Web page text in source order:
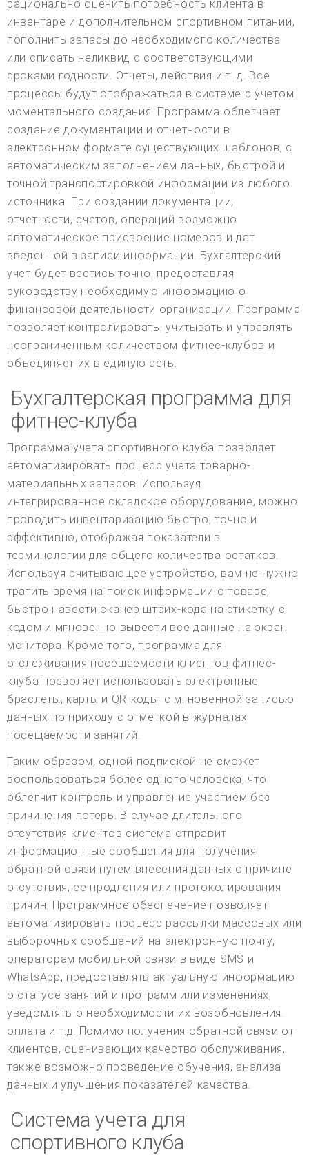
рационально оценить потребность клиента в
инвентаре и дополнительном спортивном питании,
пополнить запасы до необходимого количества
или списать неликвид с соответствующими
сроками годности. Отчеты, действия и т. д. Все
процессы будут отображаться в системе с учетом
моментального создания. Программа облегчает
создание документации и отчетности в
электронном формате существующих шаблонов, с
автоматическим заполнением данных, быстрой и
точной транспортировкой информации из любого
источника. При создании документации,
отчетности, счетов, операций возможно
автоматическое присвоение номеров и дат
введенной в записи информации. Бухгалтерский
учет будет вестись точно, предоставляя
руководству необходимую информацию о
финансовой деятельности организации. Программа
позволяет контролировать, учитывать и управлять
неограниченным количеством фитнес-клубов и
объединяет их в единую сеть.
Бухгалтерская программа для
фитнес-клуба
Программа учета спортивного клуба позволяет
автоматизировать процесс учета товарно-
материальных запасов. Используя
интегрированное складское оборудование, можно
проводить инвентаризацию быстро, точно и
эффективно, отображая показатели в
терминологии для общего количества остатков.
Используя считывающее устройство, вам не нужно
тратить время на поиск информации о товаре,
быстро навести сканер штрих-кода на этикетку с
кодом и мгновенно вывести все данные на экран
монитора. Кроме того, программа для
отслеживания посещаемости клиентов фитнес-
клуба позволяет использовать электронные
браслеты, карты и QR-коды, с мгновенной записью
данных по приходу с отметкой в журналах
посещаемости занятий.
Таким образом, одной подпиской не сможет
воспользоваться более одного человека, что
облегчит контроль и управление участием без
причинения потерь. В случае длительного
отсутствия клиентов система отправит
информационные сообщения для получения
обратной связи путем внесения данных о причине
отсутствия, ее продления или протоколирования
причин. Программное обеспечение позволяет
автоматизировать процесс рассылки массовых или
выборочных сообщений на электронную почту,
операторам мобильной связи в виде SMS и
WhatsApp, предоставлять актуальную информацию
о статусе занятий и программ или изменениях,
уведомлять о необходимости их возобновления.
оплата и т.д. Помимо получения обратной связи от
клиентов, оценивающих качество обслуживания,
также возможно проведение обучения, анализа
данных и улучшения показателей качества.
Система учета для
спортивного клуба